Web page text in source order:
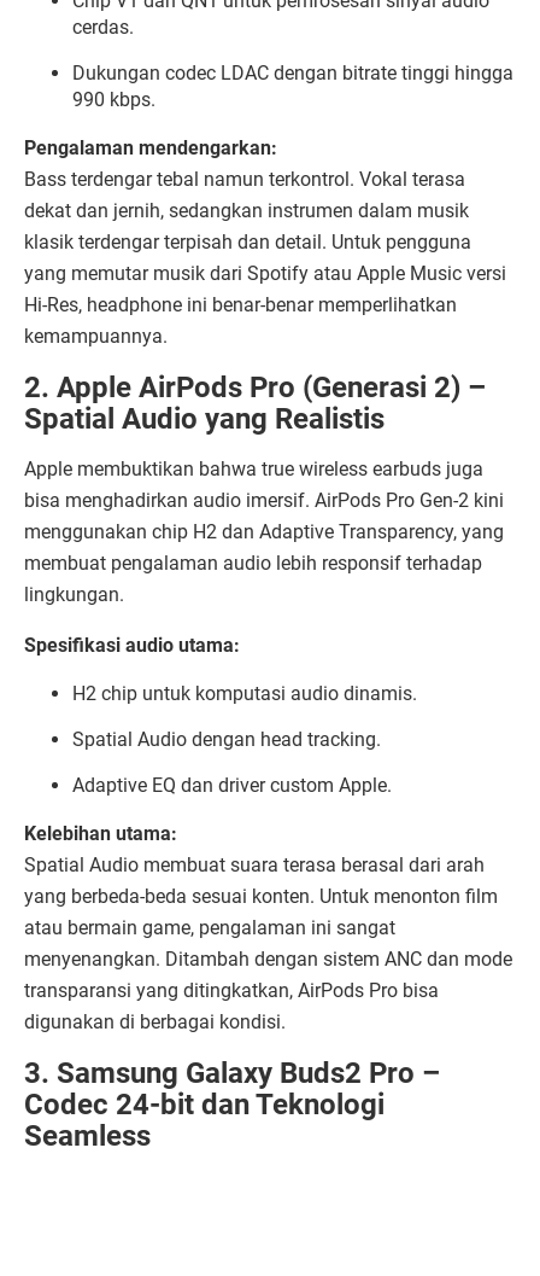
cerdas.
Dukungan codec LDAC dengan bitrate tinggi hingga
990 kbps.
Pengalaman mendengarkan:
Bass terdengar tebal namun terkontrol. Vokal terasa
dekat dan jernih, sedangkan instrumen dalam musik
klasik terdengar terpisah dan detail. Untuk pengguna
yang memutar musik dari Spotify atau Apple Music versi
Hi-Res, headphone ini benar-benar memperlihatkan
kemampuannya.
2. Apple AirPods Pro (Generasi 2) –
Spatial Audio yang Realistis
Apple membuktikan bahwa true wireless earbuds juga
bisa menghadirkan audio imersif. AirPods Pro Gen-2 kini
menggunakan chip H2 dan Adaptive Transparency, yang
membuat pengalaman audio lebih responsif terhadap
lingkungan.
Spesifikasi audio utama:
H2 chip untuk komputasi audio dinamis.
Spatial Audio dengan head tracking.
Adaptive EQ dan driver custom Apple.
Kelebihan utama:
Spatial Audio membuat suara terasa berasal dari arah
yang berbeda-beda sesuai konten. Untuk menonton film
atau bermain game, pengalaman ini sangat
menyenangkan. Ditambah dengan sistem ANC dan mode
transparansi yang ditingkatkan, AirPods Pro bisa
digunakan di berbagai kondisi.
3. Samsung Galaxy Buds2 Pro –
Codec 24-bit dan Teknologi
Seamless